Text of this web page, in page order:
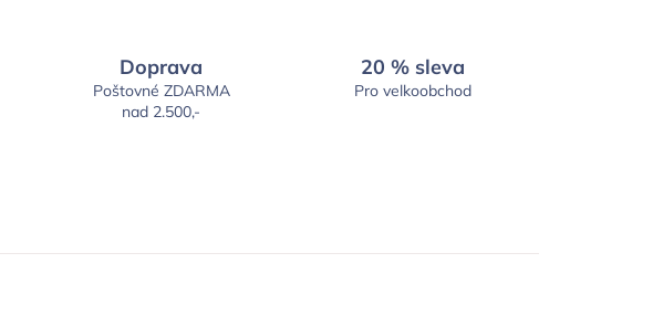
Doprava
Poštovné ZDARMA
nad 2.500,-
20 % sleva
Pro velkoobchod